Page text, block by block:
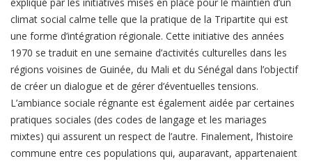
expliqué par les initiatives mises en place pour le maintien d’un
climat social calme telle que la pratique de la Tripartite qui est
une forme d’intégration régionale. Cette initiative des années
1970 se traduit en une semaine d’activités culturelles dans les
régions voisines de Guinée, du Mali et du Sénégal dans l’objectif
de créer un dialogue et de gérer d’éventuelles tensions.
L’ambiance sociale régnante est également aidée par certaines
pratiques sociales (des codes de langage et les mariages
mixtes) qui assurent un respect de l’autre. Finalement, l’histoire
commune entre ces populations qui, auparavant, appartenaient